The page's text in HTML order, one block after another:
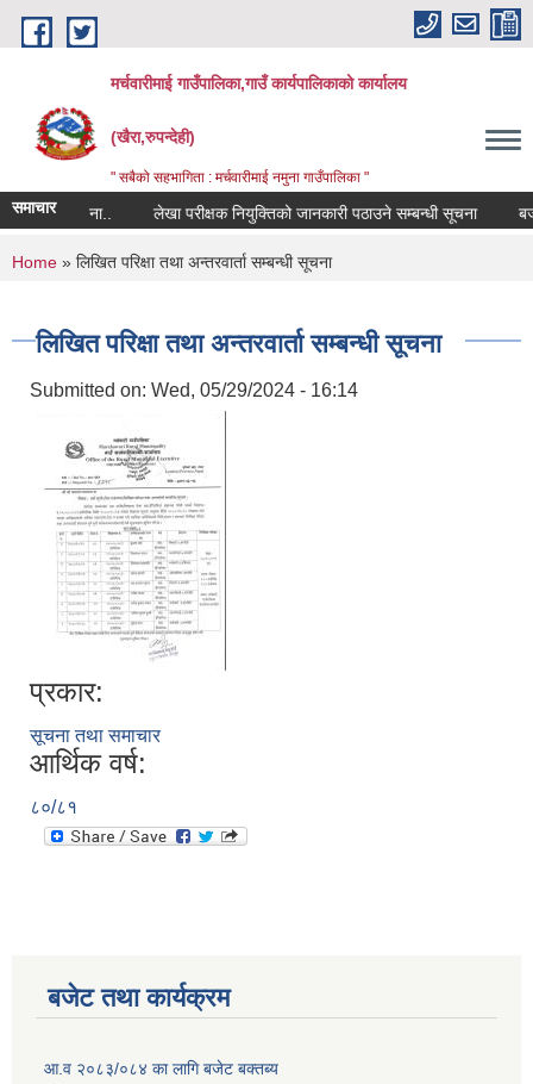
Skip to main content
मर्चवारीमाई गाउँपालिका,गाउँ कार्यपालिकाको कार्यालय
(खैरा,रुपन्देही)
" सबैको सहभागिता : मर्चवारीमाई नमुना गाउँपालिका "
समाचारसूचना.. लेखा परीक्षक नियुक्तिको जानकारी पठाउने सम्बन्धी सूचना
You are here
Home » लिखित परिक्षा तथा अन्तरवार्ता सम्बन्धी सूचना
लिखित परिक्षा तथा अन्तरवार्ता सम्बन्धी सूचना
Submitted on: Wed, 05/29/2024 - 16:14
प्रकार:
सूचना तथा समाचार
आर्थिक वर्ष:
८०/८१
बजेट तथा कार्यक्रम
आ.व २०८३/०८४ का लागि बजेट बक्तब्य